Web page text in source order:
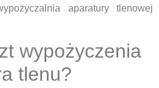
aparatury tlenowej
wypożyczenia
tlenu?